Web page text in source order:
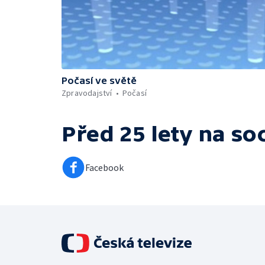
Počasí ve světě
Zpravodajství
Počasí
Před 25 lety na
Facebook